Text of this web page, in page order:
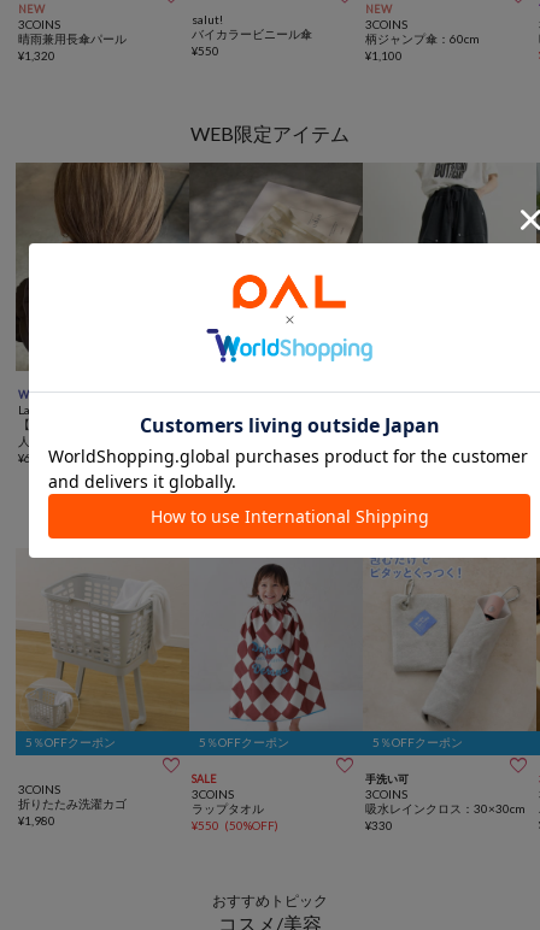
NEW
3COINS
晴雨兼用長傘パール
¥1,320
salut!
バイカラービニール傘
¥550
NEW
3COINS
柄ジャンプ傘：60cm
¥1,100
WEB限定アイテム
WEB限定 動画
Lattice
【KEECO企画】【WEB限定/
人気の為再入荷】リボンテー
ルクリップ
¥660
WEB限定 動画
【WEB限定】ハートメッシュ
¥990
再入荷 TIME SALE
【UNISEX】【シルエット調
整可】ピグメント加工ワッフ
ルイージーパンツ/WEB限定
¥4,950 (28%OFF)
役立つランドリー・サニタリーアイテム
5％OFFクーポン

3COINS
折りたたみ洗濯カゴ
¥1,980
5％OFFクーポン
SALE 
3COINS
ラップタオル
¥550 (50%OFF)
5％OFFクーポン
手洗い可 
3COINS
吸水レインクロス：30×30cm
¥330
おすすめトピック
コスメ/美容